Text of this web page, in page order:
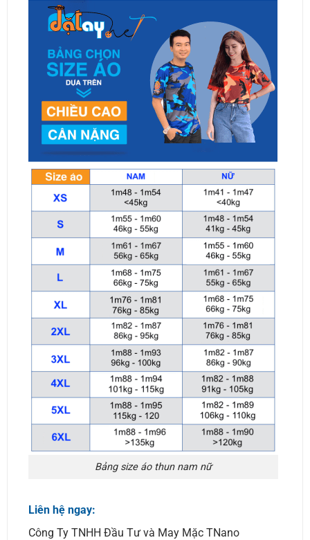
Bảng size áo thun nam nữ
Liên hệ ngay:
Công Ty TNHH Đầu Tư và May Mặc TNano